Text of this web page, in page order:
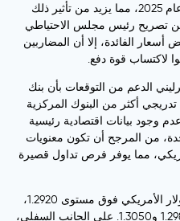
تخفيضات بواقع 25 نقطة أساس في عام 2025، مما يزيد من تأثير ذلك
تصريح رئيس مجلس الاحتياطي
أسعار الفائدة، إلا أن المضاربين
لاكتساب قوة دفع.
الدعم من التوقعات بأن بنك
أكثر من البنوك المركزية
وجود بيانات اقتصادية رئيسية
من المرجح أن تكون معنويات
مما يوفر فرص تداول قصيرة
إذا اخترق زوج الجنيه الإسترليني/الدولار الأمريكي فوق مستوى 1.2920،
فإن مستويات المقاومة التالية هي 1.2980 و1.3050. على الجانب السفلي،